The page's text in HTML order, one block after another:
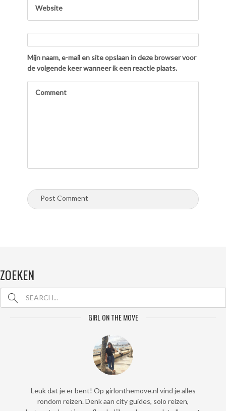
Mijn naam, e-mail en site opslaan in deze browser voor
de volgende keer wanneer ik een reactie plaats.
ZOEKEN
GIRL ON THE MOVE
Leuk dat je er bent! Op girlonthemove.nl vind je alles
rondom reizen. Denk aan city guides, solo reizen,